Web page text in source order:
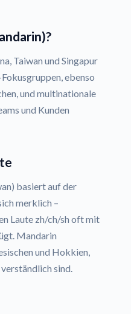
Taiwan und Singapur
ebenso
und multinationale
und Kunden
basiert auf der
merklich –
Laute zh/ch/sh oft mit
Mandarin
und Hokkien,
sind.